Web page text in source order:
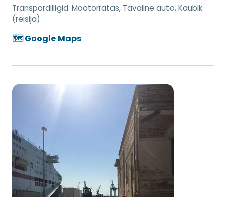
Transpordiliigid: Mootorratas, Tavaline auto, Kaubik
(reisija)
🗺️ Google Maps